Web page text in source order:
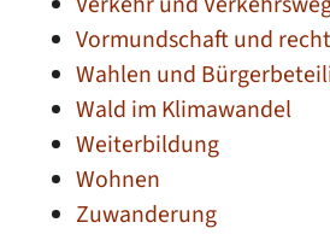
Vormundschaft und
Wahlen und
Wald im Klimawandel
Weiterbildung
Wohnen
Zuwanderung